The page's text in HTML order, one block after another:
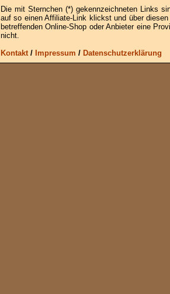
Die mit Sternchen (*) gekennzeichneten Links
auf so einen Affiliate-Link klickst und über
betreffenden Online-Shop oder Anbieter eine
nicht.
Kontakt/ Impressum / Datenschutzerklärung